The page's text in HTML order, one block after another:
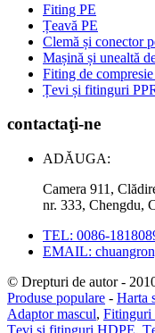
Fiting PE
Țeavă PE
Clemă și conector
Mașină și unealtă
Fiting de
Țevi și fitinguri
contactaţi-ne
ADĂUGA:
Camera 911,
nr. 333, Chengdu,
TEL: 0086-
EMAIL:
© Drepturi de autor -
Produse populare - Harta
Adaptor mascul, Fitinguri
Țevi și fitinguri HDPE,